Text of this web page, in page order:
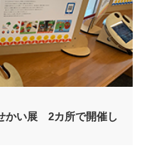
かい展 2カ所で開催し